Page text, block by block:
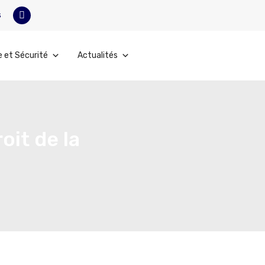
et Sécurité Actualités